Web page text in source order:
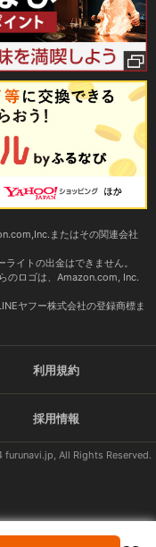
またはその関連会社
イトの出金はできません。
のロゴは、Amazon.com, Inc.
ヤフー株式会社の登録商標ま
利用規約
採用情報
furunavi.jp, All Rights Reserved.